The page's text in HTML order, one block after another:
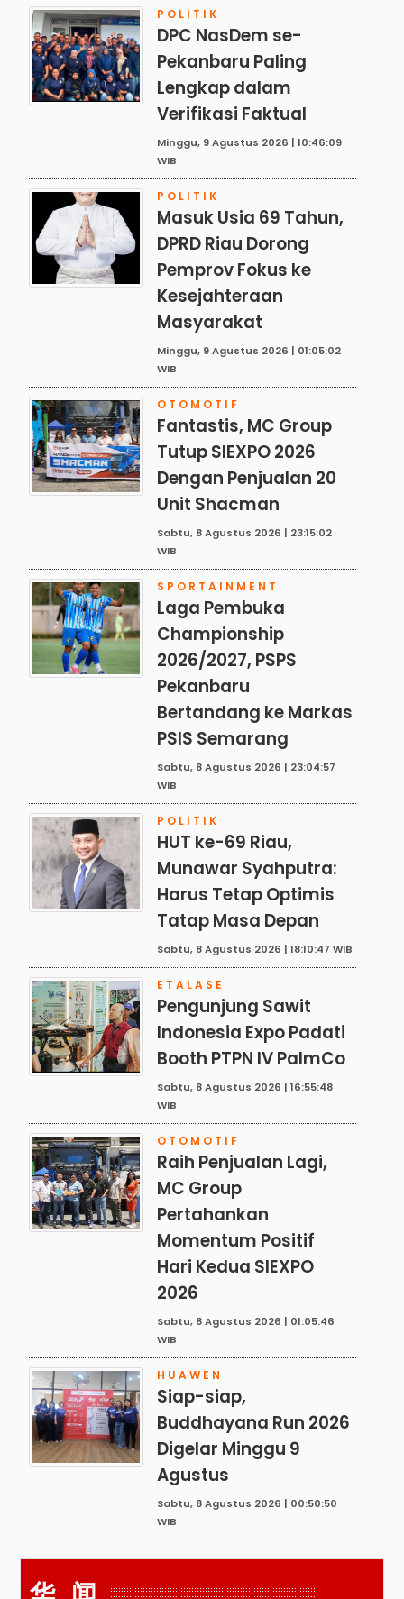
POLITIK
DPC NasDem se-
Pekanbaru Paling
Lengkap dalam
Verifikasi Faktual
Minggu, 9 Agustus 2026 | 10:46:09
WIB
POLITIK
Masuk Usia 69 Tahun,
DPRD Riau Dorong
Pemprov Fokus ke
Kesejahteraan
Masyarakat
Minggu, 9 Agustus 2026 | 01:05:02
WIB
OTOMOTIF
Fantastis, MC Group
Tutup SIEXPO 2026
Dengan Penjualan 20
Unit Shacman
Sabtu, 8 Agustus 2026 | 23:15:02
WIB
SPORTAINMENT
Laga Pembuka
Championship
2026/2027, PSPS
Pekanbaru
Bertandang ke Markas
PSIS Semarang
Sabtu, 8 Agustus 2026 | 23:04:57
WIB
POLITIK
HUT ke-69 Riau,
Munawar Syahputra:
Harus Tetap Optimis
Tatap Masa Depan
Sabtu, 8 Agustus 2026 | 18:10:47 WIB
ETALASE
Pengunjung Sawit
Indonesia Expo Padati
Booth PTPN IV PalmCo
Sabtu, 8 Agustus 2026 | 16:55:48
WIB
OTOMOTIF
Raih Penjualan Lagi,
MC Group
Pertahankan
Momentum Positif
Hari Kedua SIEXPO
2026
Sabtu, 8 Agustus 2026 | 01:05:46
WIB
HUAWEN
Siap-siap,
Buddhayana Run 2026
Digelar Minggu 9
Agustus
Sabtu, 8 Agustus 2026 | 00:50:50
WIB